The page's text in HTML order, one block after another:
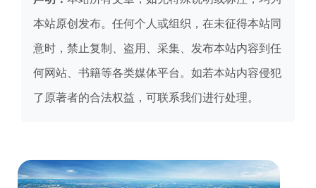
本站原创发布。任何个人或组织，在未征得本站同
意时，禁止复制、盗用、采集、发布本站内容到任
何网站、书籍等各类媒体平台。如若本站内容侵犯
了原著者的合法权益，可联系我们进行处理。